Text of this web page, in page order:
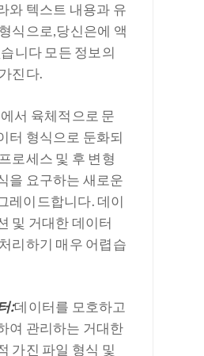
와 텍스트 내용과 유
식으로,당신은에 액
니다 모든 정보의
진다.
서 육체적으로 문
터 형식으로 둔화되
로세스 및 후 변형
을 요구하는 새로운
레이드합니다. 데이
및 거대한 데이터
리하기 매우 어렵습
:데이터를 모호하고
여 관리하는 거대한
가진 파일 형식 및